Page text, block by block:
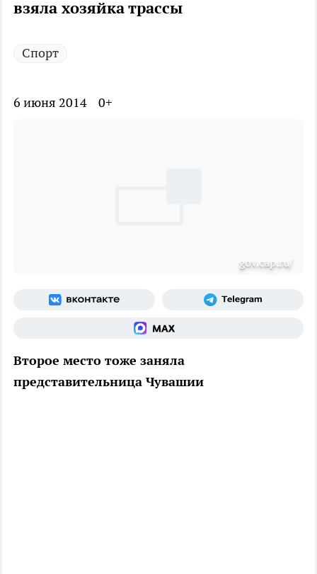
взяла хозяйка трассы
Спорт
6 июня 2014 0+
gov.cap.ru/
Второе место тоже заняла
представительница Чувашии